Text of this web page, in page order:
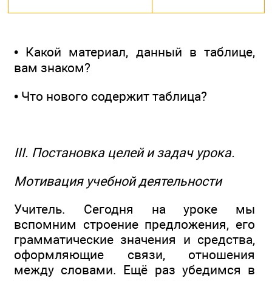
• Какой материал, данный в таблице,
вам знаком?
• Что нового содержит таблица?
III. Постановка целей и задач урока.
Мотивация учебной деятельности
Учитель. Сегодня на уроке мы
вспомним строение предложения, его
грамматические значения и средства,
оформляющие связи, отношения
между словами. Ещё раз убедимся в